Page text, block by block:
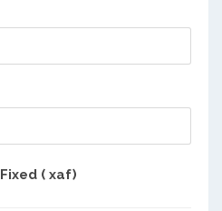
Fixed ( xaf)